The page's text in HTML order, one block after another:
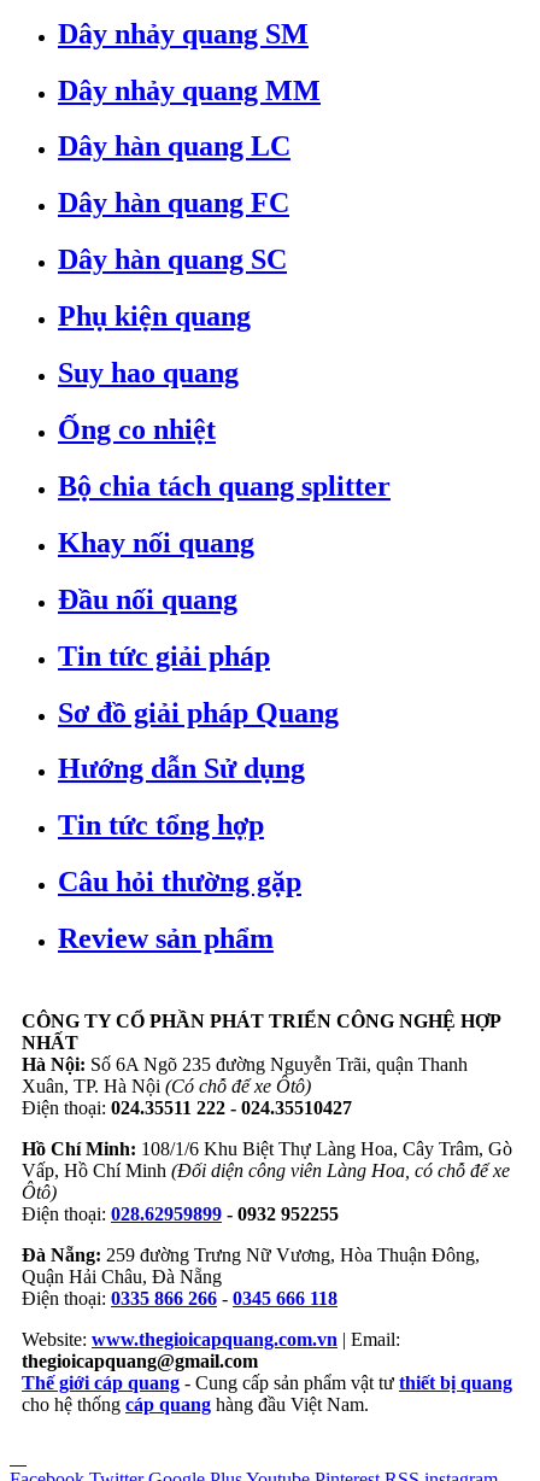
Dây nhảy quang SM
Dây nhảy quang MM
Dây hàn quang LC
Dây hàn quang FC
Dây hàn quang SC
Phụ kiện quang
Suy hao quang
Ống co nhiệt
Bộ chia tách quang splitter
Khay nối quang
Đầu nối quang
Tin tức giải pháp
Sơ đồ giải pháp Quang
Hướng dẫn Sử dụng
Tin tức tổng hợp
Câu hỏi thường gặp
Review sản phẩm
CÔNG TY CỔ PHẦN PHÁT TRIỂN CÔNG NGHỆ HỢP
NHẤT
Hà Nội: Số 6A Ngõ 235 đường Nguyễn Trãi, quận Thanh
Xuân, TP. Hà Nội (Có chỗ để xe Ôtô)
Điện thoại: 024.35511 222 - 024.35510427
Hồ Chí Minh: 108/1/6 Khu Biệt Thự Làng Hoa, Cây Trâm, Gò
Vấp, Hồ Chí Minh (Đối diện công viên Làng Hoa, có chỗ để xe
Ôtô)
Điện thoại: 028.62959899 - 0932 952255
Đà Nẵng: 259 đường Trưng Nữ Vương, Hòa Thuận Đông,
Quận Hải Châu, Đà Nẵng
Điện thoại: 0335 866 266 - 0345 666 118
Website: www.thegioicapquang.com.vn | Email:
thegioicapquang@gmail.com
Thế giới cáp quang - Cung cấp sản phẩm vật tư thiết bị quang
cho hệ thống cáp quang hàng đầu Việt Nam.